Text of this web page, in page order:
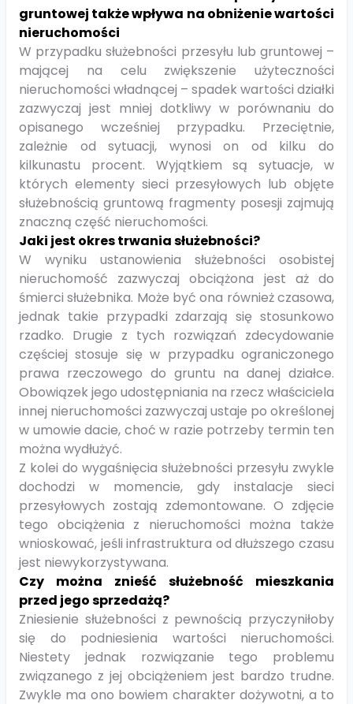
gruntowej także wpływa na obniżenie wartości
nieruchomości
W przypadku służebności przesyłu lub gruntowej –
mającej na celu zwiększenie użyteczności
nieruchomości władnącej – spadek wartości działki
zazwyczaj jest mniej dotkliwy w porównaniu do
opisanego wcześniej przypadku. Przeciętnie,
zależnie od sytuacji, wynosi on od kilku do
kilkunastu procent. Wyjątkiem są sytuacje, w
których elementy sieci przesyłowych lub objęte
służebnością gruntową fragmenty posesji zajmują
znaczną część nieruchomości.
Jaki jest okres trwania służebności?
W wyniku ustanowienia służebności osobistej
nieruchomość zazwyczaj obciążona jest aż do
śmierci służebnika. Może być ona również czasowa,
jednak takie przypadki zdarzają się stosunkowo
rzadko. Drugie z tych rozwiązań zdecydowanie
częściej stosuje się w przypadku ograniczonego
prawa rzeczowego do gruntu na danej działce.
Obowiązek jego udostępniania na rzecz właściciela
innej nieruchomości zazwyczaj ustaje po określonej
w umowie dacie, choć w razie potrzeby termin ten
można wydłużyć.
Z kolei do wygaśnięcia służebności przesyłu zwykle
dochodzi w momencie, gdy instalacje sieci
przesyłowych zostają zdemontowane. O zdjęcie
tego obciążenia z nieruchomości można także
wnioskować, jeśli infrastruktura od dłuższego czasu
jest niewykorzystywana.
Czy można znieść służebność mieszkania
przed jego sprzedażą?
Zniesienie służebności z pewnością przyczyniłoby
się do podniesienia wartości nieruchomości.
Niestety jednak rozwiązanie tego problemu
związanego z jej obciążeniem jest bardzo trudne.
Zwykle ma ono bowiem charakter dożywotni, a to